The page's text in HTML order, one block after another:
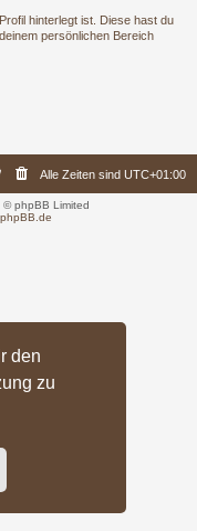
den
zu
hinterlegt ist. Diese hast du
persönlichen Bereich
Alle Zeiten sind UTC+01:00
© phpBB Limited
phpBB.de